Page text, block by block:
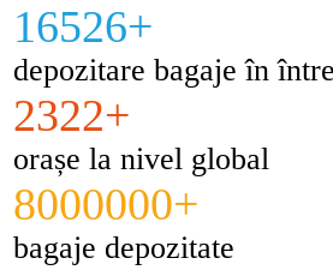
16526+
depozitare bagaje în
2322+
orașe la nivel global
8000000+
bagaje depozitate